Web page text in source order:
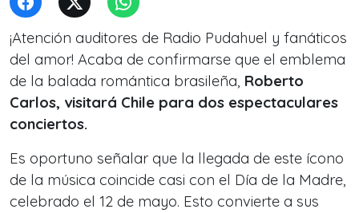
¡Atención auditores de Radio Pudahuel y fanáticos
del amor! Acaba de confirmarse que el emblema
de la balada romántica brasileña, Roberto
Carlos, visitará Chile para dos espectaculares
conciertos.
Es oportuno señalar que la llegada de este ícono
de la música coincide casi con el Día de la Madre,
celebrado el 12 de mayo. Esto convierte a sus